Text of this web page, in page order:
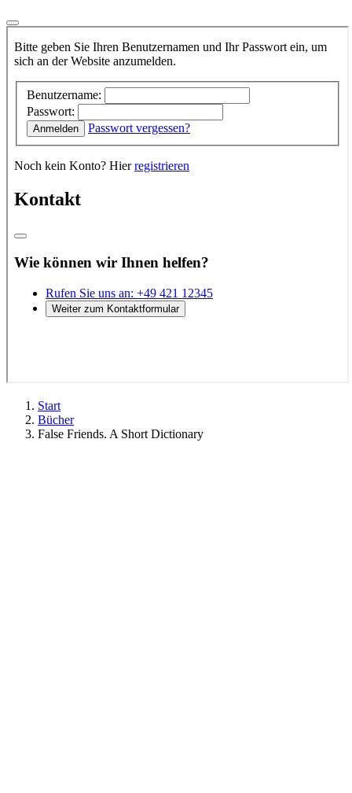
Start
Bücher
False Friends. A Short Dictionary